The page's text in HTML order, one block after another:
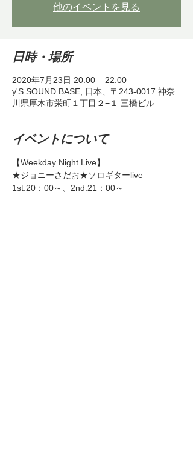
他のイベントを見る
日時・場所
2020年7月23日 20:00 – 22:00
y'S SOUND BASE, 日本、〒243-0017 神奈
川県厚木市栄町１丁目２−１ 三橋ビル
イベントについて
【Weekday Night Live】
★ジョニーさだお★ソロギターlive
1st.20：00～、2nd.21：00～